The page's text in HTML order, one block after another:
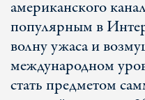
американского
популярным в
волну ужаса и
международном
стать предметом